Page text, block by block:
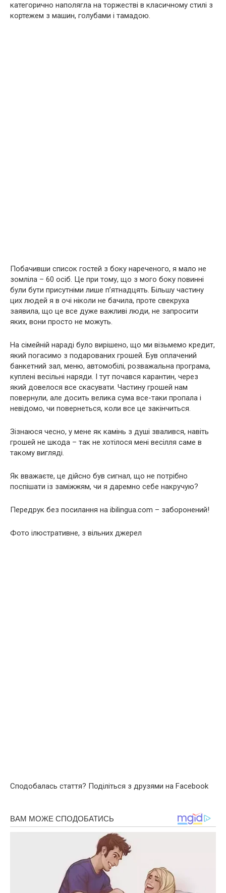
категорично наполягла на торжестві в класичному стилі з
кортежем з машин, голубами і тамадою.
Побачивши список гостей з боку нареченого, я мало не
зомліла – 60 осіб. Це при тому, що з мого боку повинні
були бути присутніми лише п’ятнадцять. Більшу частину
цих людей я в очі ніколи не бачила, проте свекруха
заявила, що це все дуже важливі люди, не запросити
яких, вони просто не можуть.
На сімейній нараді було вирішено, що ми візьмемо кредит,
який погасимо з подарованих грошей. Був оплачений
банкетний зал, меню, автомобілі, розважальна програма,
куплені весільні наряди. І тут почався карантин, через
який довелося все скасувати. Частину грошей нам
повернули, але досить велика сума все-таки пропала і
невідомо, чи повернеться, коли все це закінчиться.
Зізнаюся чесно, у мене як камінь з душі звалився, навіть
грошей не шкода – так не хотілося мені весілля саме в
такому вигляді.
Як вважаєте, це дійсно був сигнал, що не потрібно
поспішати із заміжжям, чи я даремно себе накручую?
Передрук без посилання на ibilingua.com – заборонений!
Фото ілюстративне, з вільних джерел
Сподобалась стаття? Поділіться з друзями на Facebook